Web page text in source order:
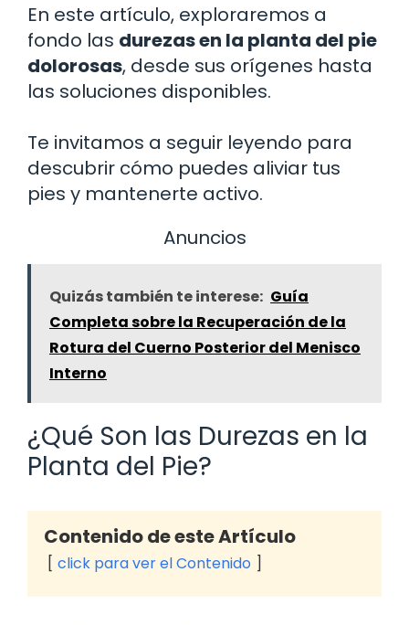
En este artículo, exploraremos a
fondo las durezas en la planta del pie
dolorosas, desde sus orígenes hasta
las soluciones disponibles.
Te invitamos a seguir leyendo para
descubrir cómo puedes aliviar tus
pies y mantenerte activo.
Anuncios
Quizás también te interese: Guía
Completa sobre la Recuperación de la
Rotura del Cuerno Posterior del Menisco
Interno
¿Qué Son las Durezas en la
Planta del Pie?
Contenido de este Artículo
click para ver el Contenido